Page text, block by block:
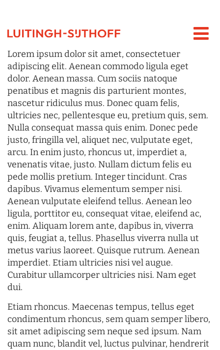
Lorem ipsum dolor sit amet, consectetuer
adipiscing elit. Aenean commodo ligula eget
dolor. Aenean massa. Cum sociis natoque
penatibus et magnis dis parturient montes,
nascetur ridiculus mus. Donec quam felis,
ultricies nec, pellentesque eu, pretium quis, sem.
Nulla consequat massa quis enim. Donec pede
justo, fringilla vel, aliquet nec, vulputate eget,
arcu. In enim justo, rhoncus ut, imperdiet a,
venenatis vitae, justo. Nullam dictum felis eu
pede mollis pretium. Integer tincidunt. Cras
dapibus. Vivamus elementum semper nisi.
Aenean vulputate eleifend tellus. Aenean leo
ligula, porttitor eu, consequat vitae, eleifend ac,
enim. Aliquam lorem ante, dapibus in, viverra
quis, feugiat a, tellus. Phasellus viverra nulla ut
metus varius laoreet. Quisque rutrum. Aenean
imperdiet. Etiam ultricies nisi vel augue.
Curabitur ullamcorper ultricies nisi. Nam eget
dui.
Etiam rhoncus. Maecenas tempus, tellus eget
condimentum rhoncus, sem quam semper libero,
sit amet adipiscing sem neque sed ipsum. Nam
quam nunc, blandit vel, luctus pulvinar, hendrerit